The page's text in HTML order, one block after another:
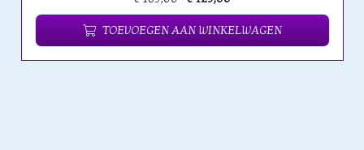
TOEVOEGEN AAN WINKELWAGEN